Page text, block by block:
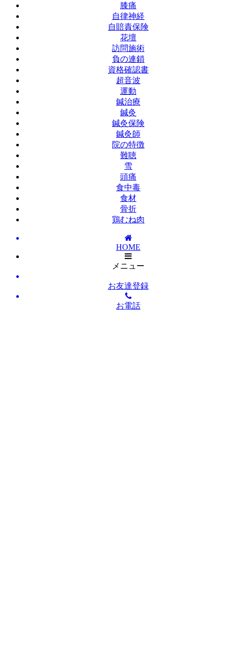
膝痛
自律神経
自賠責保険
花壇
訪問施術
負の連鎖
資格確認書
超音波
運動
鍼治療
鍼灸
鍼灸保険
鍼灸師
院の特徴
難聴
雪
頭痛
食中毒
食材
骨折
鶏むね肉
HOME
メニュー
お友達登録
お電話